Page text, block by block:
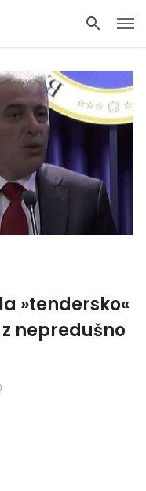
»tendersko«
nepredušno